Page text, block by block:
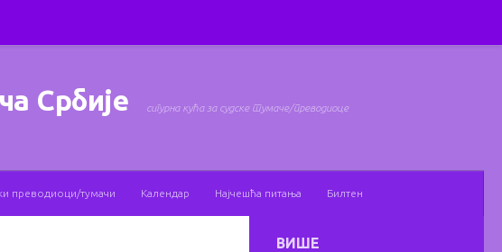
Србије сигурна кућа за судске тумаче/преводиоце
преводиоци/тумачи Календар Најчешћа питања Билтен
ВИШЕ